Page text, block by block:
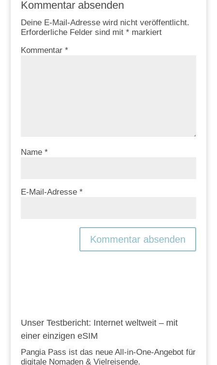
Kommentar absenden
Deine E-Mail-Adresse wird nicht veröffentlicht.
Erforderliche Felder sind mit *markiert
Kommentar *
Name *
E-Mail-Adresse *
Unser Testbericht: Internet weltweit – mit
einer einzigen eSIM
Pangia Pass ist das neue All-in-One-Angebot für
digitale Nomaden & Vielreisende.